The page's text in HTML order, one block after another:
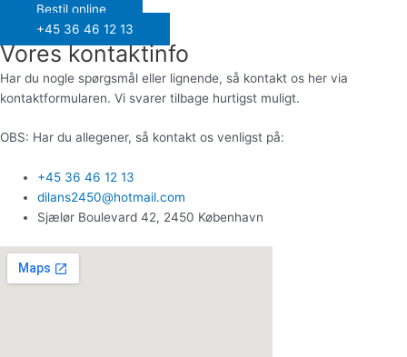
Bestil online
+45 36 46 12 13
Vores kontaktinfo
Har du nogle spørgsmål eller lignende, så kontakt os her via
kontaktformularen. Vi svarer tilbage hurtigst muligt.
OBS: Har du allegener, så kontakt os venligst på:
+45 36 46 12 13
dilans2450@hotmail.com
Sjælør Boulevard 42, 2450 København